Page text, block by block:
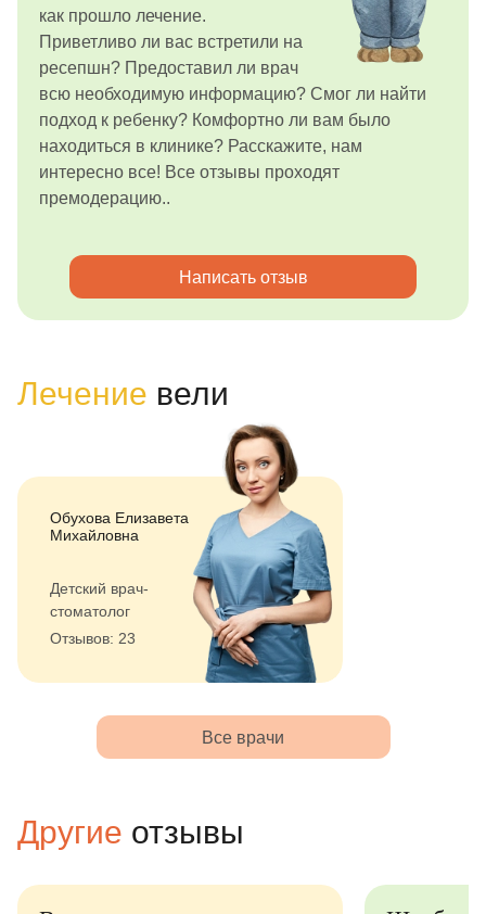
как прошло лечение.
Приветливо ли вас встретили на
ресепшн? Предоставил ли врач
всю необходимую информацию? Смог ли найти
подход к ребенку? Комфортно ли вам было
находиться в клинике? Расскажите, нам
интересно все! Все отзывы проходят
премодерацию..
Написать отзыв
Лечение вели
Обухова Елизавета
Михайловна
Детский врач-
стоматолог
Отзывов: 23
Все врачи
Другие отзывы